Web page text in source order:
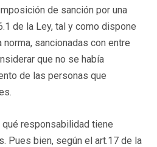
de sanción por una
de la Ley, tal y como dispone
sancionadas con entre
que no se había
de las personas que
responsabilidad tiene
Pues bien, según el art.17 de la